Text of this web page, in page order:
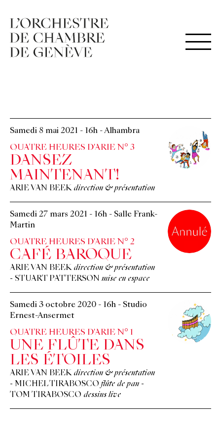
Samedi 8 mai 2021 - 16h -Alhambra
QUATRE HEURES D'ARIE N° 3
DANSEZ
MAINTENANT!
ARIE VAN BEEK direction & présentation
Samedi 27 mars 2021 - 16h - Salle Frank-
Martin
QUATRE HEURES D'ARIE N° 2
CAFÉ BAROQUE
ARIE VAN BEEK direction & présentation
- STUART PATTERSON mise en espace
Samedi 3 octobre 2020 - 16h - Studio
Ernest-Ansermet
QUATRE HEURES D'ARIE N° 1
UNE FLÛTE DANS
LES ÉTOILES
ARIE VAN BEEK direction & présentation
- MICHEL TIRABOSCO flûte de pan -
TOM TIRABOSCO dessins live